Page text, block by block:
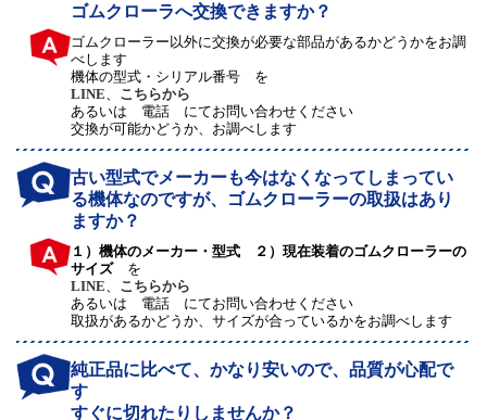
ゴムクローラへ交換できますか？
ゴムクローラー以外に交換が必要な部品があるかどうかをお調
べします
機体の型式・シリアル番号 を
LINE
こちらから
あるいは 電話 にてお問い合わせください
交換が可能かどうか、お調べします
古い型式でメーカーも今はなくなってしまってい
る機体なのですが、ゴムクローラーの取扱はあり
ますか？
１）機体のメーカー・型式 ２）現在装着のゴムクローラーの
サイズを
LINE
こちらから
あるいは 電話 にてお問い合わせください
取扱があるかどうか、サイズが合っているかをお調べします
純正品に比べて、かなり安いので、品質が心配で
す
すぐに切れたりしませんか？